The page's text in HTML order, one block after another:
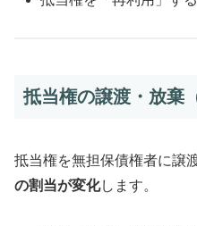
抵当権の譲渡・放棄
抵当権を無担保債権者に譲
の割当が変化します。